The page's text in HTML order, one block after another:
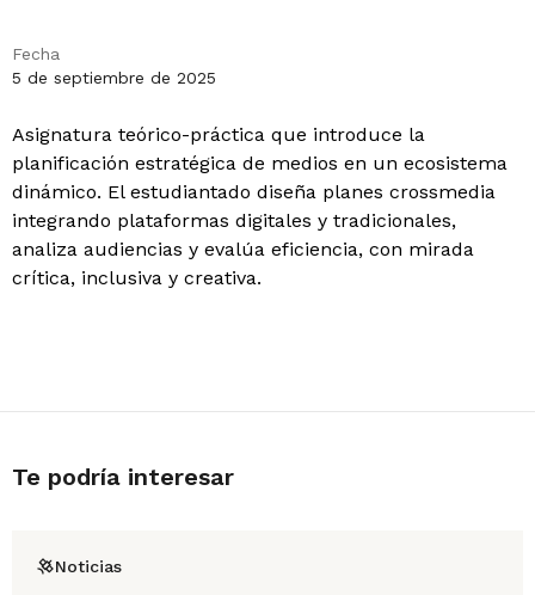
Fecha
5 de septiembre de 2025
Asignatura teórico-práctica que introduce la
planificación estratégica de medios en un ecosistema
dinámico. El estudiantado diseña planes crossmedia
integrando plataformas digitales y tradicionales,
analiza audiencias y evalúa eficiencia, con mirada
crítica, inclusiva y creativa.
Te podría interesar
Noticias